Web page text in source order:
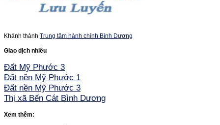
Khánh thành Trung tâm hành chính Bình Dương
Giao dịch nhiều
Đất Mỹ Phước 3
Đất nền Mỹ Phước 1
Đất nền Mỹ Phước 3
Thị xã Bến Cát Bình Dương
Xem thêm: